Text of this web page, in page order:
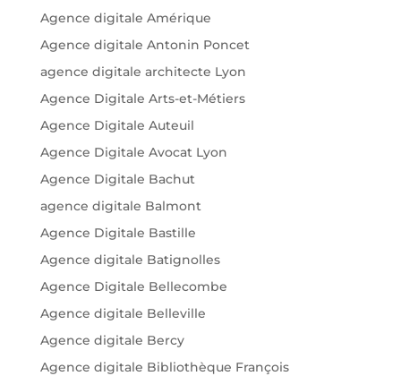
Agence digitale Amérique
Agence digitale Antonin Poncet
agence digitale architecte Lyon
Agence Digitale Arts-et-Métiers
Agence Digitale Auteuil
Agence Digitale Avocat Lyon
Agence Digitale Bachut
agence digitale Balmont
Agence Digitale Bastille
Agence digitale Batignolles
Agence Digitale Bellecombe
Agence digitale Belleville
Agence digitale Bercy
Agence digitale Bibliothèque François